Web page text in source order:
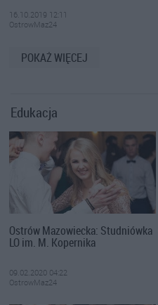
16.10.2019 12:11
OstrowMaz24
POKAŻ WIĘCEJ
Edukacja
Ostrów Mazowiecka: Studniówka
LO im. M. Kopernika
09.02.2020 04:22
OstrowMaz24